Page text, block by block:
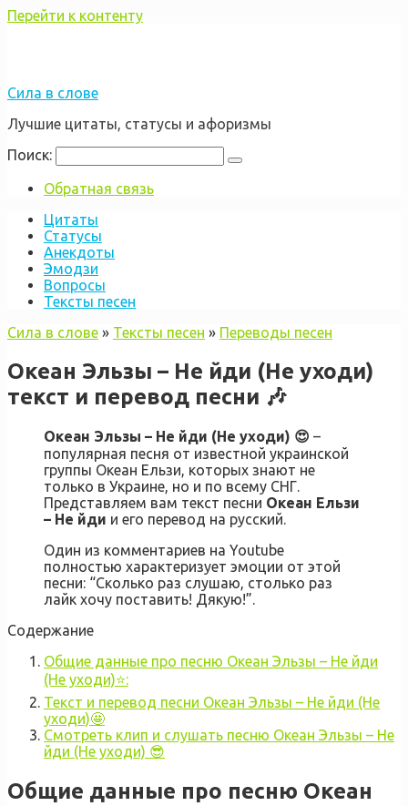
Перейти к контенту
Сила в слове
Лучшие цитаты, статусы и афоризмы
Поиск:
Обратная связь
Цитаты
Статусы
Анекдоты
Эмодзи
Вопросы
Тексты песен
Сила в слове » Тексты песен » Переводы песен
Океан Эльзы – Не йди (Не уходи)
текст и перевод песни 🎶
Океан Эльзы – Не йди (Не уходи) 😍 –
популярная песня от известной украинской
группы Океан Ельзи, которых знают не
только в Украине, но и по всему СНГ.
Представляем вам текст песни Океан Ельзи
– Не йди и его перевод на русский.
Один из комментариев на Youtube
полностью характеризует эмоции от этой
песни: “Сколько раз слушаю, столько раз
лайк хочу поставить! Дякую!”.
Содержание
Общие данные про песню Океан Эльзы – Не йди
(Не уходи)⭐:
Текст и перевод песни Океан Эльзы – Не йди (Не
уходи)🤩
Смотреть клип и слушать песню Океан Эльзы – Не
йди (Не уходи) 😎
Общие данные про песню Океан